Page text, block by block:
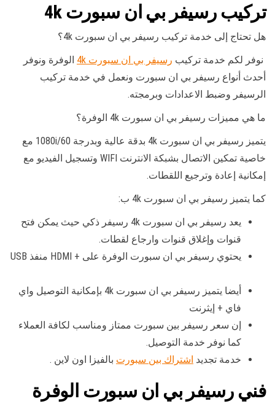
تركيب رسيفر بي ان سبورت 4k
هل تحتاج إلى خدمة تركيب رسيفر بي ان سبورت 4k؟
نوفر لكم خدمة تركيب رسيفر بي ان سبورت 4k
الوفرة ونوفر
أحدث أنواع رسيفر بي ان سبورت ونعمل في خدمة تركيب
الرسيفر وضبط الاعدادات وبرمجته.
ما هي مميزات رسيفر بي ان سبورت 4k الوفرة؟
يتميز رسيفر بي ان سبورت 4k بدقة عالية وبدرجة 1080i/60 مع
خاصية تمكين الاتصال بشبكة الانترنت WIFI وتسجيل الفيديو مع
إمكانية إعادة وترجيع اللقطات.
كما يتميز رسيفر بي ان سبورت 4k ب:
يعد رسيفر بي ان سبورت 4k رسيفر ذكي حيث يمكن فتح
قنوات وإغلاق قنوات وارجاع لقطات.
يحتوي رسيفر بي ان سبورت الوفرة على + HDMI منفذ USB
أيضا يتميز رسيفر بي ان سبورت 4k بإمكانية التوصيل واي
فاي + إيثرنت
إن سعر رسيفر بين سبورت ممتاز ومناسب لكافة العملاء
كما نوفر خدمة التوصيل.
خدمة تجديد اشتراك بين سبورت بالفيزا اون لاين .
فني رسيفر بي ان سبورت الوفرة